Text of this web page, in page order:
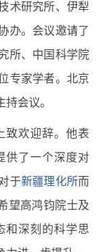
术研究所、伊犁
办。会议邀请了
所、中国科学院
专家学者。北京
会议。
致欢迎辞。他表
供了一个深度对
于新疆理化所而
望高鸿钧院士及
和深刻的科学思